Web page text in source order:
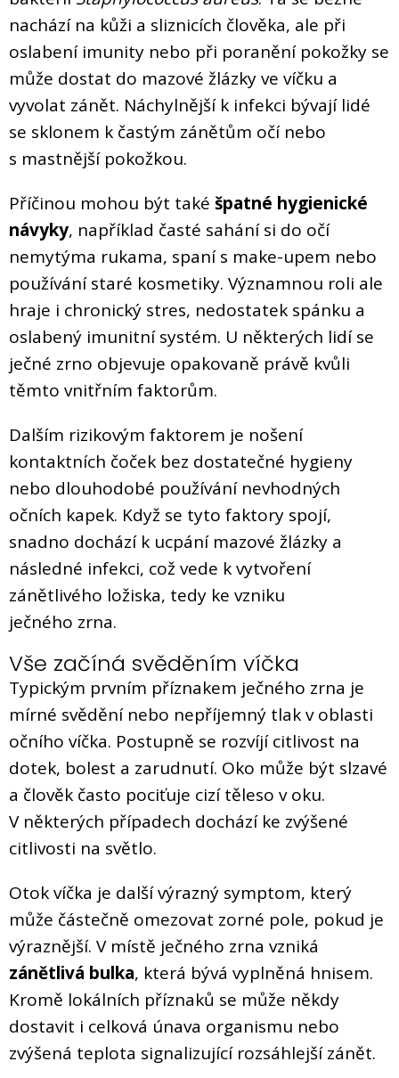
nachází na kůži a sliznicích člověka, ale při
oslabení imunity nebo při poranění pokožky se
může dostat do mazové žlázky ve víčku a
vyvolat zánět. Náchylnější k infekci bývají lidé
se sklonem k častým zánětům očí nebo
s mastnější pokožkou.
Příčinou mohou být také špatné hygienické
návyky, například časté sahání si do očí
nemytýma rukama, spaní s make-upem nebo
používání staré kosmetiky. Významnou roli ale
hraje i chronický stres, nedostatek spánku a
oslabený imunitní systém. U některých lidí se
ječné zrno objevuje opakovaně právě kvůli
těmto vnitřním faktorům.
Dalším rizikovým faktorem je nošení
kontaktních čoček bez dostatečné hygieny
nebo dlouhodobé používání nevhodných
očních kapek. Když se tyto faktory spojí,
snadno dochází k ucpání mazové žlázky a
následné infekci, což vede k vytvoření
zánětlivého ložiska, tedy ke vzniku
ječného zrna.
Vše začíná svěděním víčka
Typickým prvním příznakem ječného zrna je
mírné svědění nebo nepříjemný tlak v oblasti
očního víčka. Postupně se rozvíjí citlivost na
dotek, bolest a zarudnutí. Oko může být slzavé
a člověk často pociťuje cizí těleso v oku.
V některých případech dochází ke zvýšené
citlivosti na světlo.
Otok víčka je další výrazný symptom, který
může částečně omezovat zorné pole, pokud je
výraznější. V místě ječného zrna vzniká
zánětlivá bulka, která bývá vyplněná hnisem.
Kromě lokálních příznaků se může někdy
dostavit i celková únava organismu nebo
zvýšená teplota signalizující rozsáhlejší zánět.